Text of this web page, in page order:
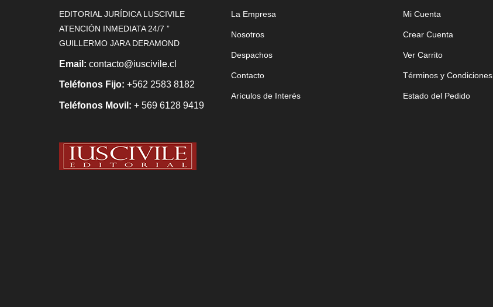
EDITORIAL JURÍDICA LUSCIVILE
ATENCIÓN INMEDIATA 24/7 ”
GUILLERMO JARA DERAMOND
Email: contacto@iuscivile.cl
Teléfonos Fijo: +562 2583 8182
Teléfonos Movil: + 569 6128 9419
La Empresa
Nosotros
Despachos
Contacto
Arículos de Interés
Mi Cuenta
Crear Cuenta
Ver Carrito
Términos y Condiciones
Estado del Pedido